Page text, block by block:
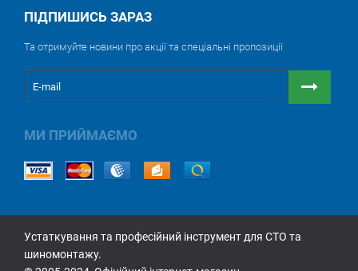
ПІДПИШИСЬ ЗАРАЗ
Та отримуйте новини про акції та спеціальні пропозиції
МИ ПРИЙМАЄМО
Устаткування та професійний інструмент для СТО та
шиномонтажу.